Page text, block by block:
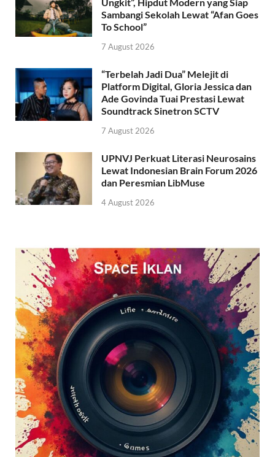
Sambangi Sekolah Lewat “Afan Goes
To School”
7 August 2026
“Terbelah Jadi Dua” Melejit di
Platform Digital, Gloria Jessica dan
Ade Govinda Tuai Prestasi Lewat
Soundtrack Sinetron SCTV
7 August 2026
UPNVJ Perkuat Literasi Neurosains
Lewat Indonesian Brain Forum 2026
dan Peresmian LibMuse
4 August 2026